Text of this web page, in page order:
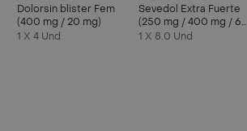
Dolorsin blister Fem
(400 mg / 20 mg)
1 X 4 Und
Sevedol Extra Fuerte
(250 mg / 400 mg / 65
mg)
1 X 8.0 Und